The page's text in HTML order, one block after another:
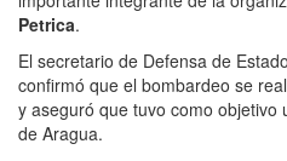
Petrica.
El secretario de Defensa de
confirmó que el bombardeo se
y aseguró que tuvo como objetivo
de Aragua.